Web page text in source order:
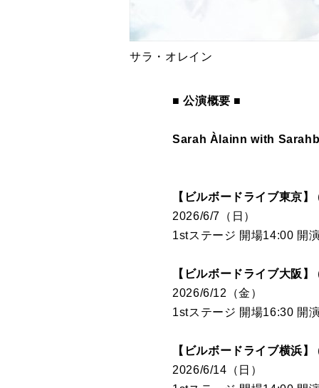
サラ・オレイン
■ 公演概要 ■
Sarah Àlainn with
【ビルボードライブ東京】
2026/6/7（日）
1stステージ 開場14:00 開
【ビルボードライブ大阪】
2026/6/12（金）
1stステージ 開場16:30 開
【ビルボードライブ横浜】
2026/6/14（日）